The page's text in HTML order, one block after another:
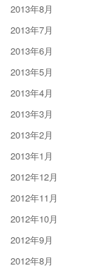
2013年8月
2013年7月
2013年6月
2013年5月
2013年4月
2013年3月
2013年2月
2013年1月
2012年12月
2012年11月
2012年10月
2012年9月
2012年8月